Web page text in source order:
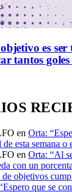
es ser
tantos goles
en Orta:
de esta semana
en Orta: “Al
con un
objetivos
que se